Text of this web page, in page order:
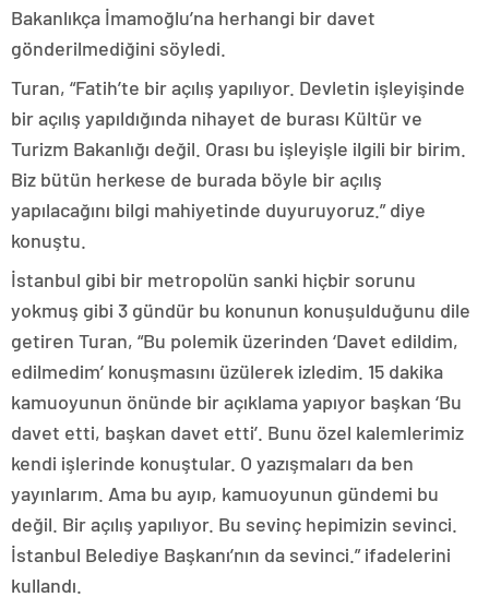
Bakanlıkça İmamoğlu’na herhangi bir davet
gönderilmediğini söyledi.
Turan, “Fatih’te bir açılış yapılıyor. Devletin işleyişinde
bir açılış yapıldığında nihayet de burası Kültür ve
Turizm Bakanlığı değil. Orası bu işleyişle ilgili bir birim.
Biz bütün herkese de burada böyle bir açılış
yapılacağını bilgi mahiyetinde duyuruyoruz.” diye
konuştu.
İstanbul gibi bir metropolün sanki hiçbir sorunu
yokmuş gibi 3 gündür bu konunun konuşulduğunu dile
getiren Turan, “Bu polemik üzerinden ‘Davet edildim,
edilmedim’ konuşmasını üzülerek izledim. 15 dakika
kamuoyunun önünde bir açıklama yapıyor başkan ‘Bu
davet etti, başkan davet etti’. Bunu özel kalemlerimiz
kendi işlerinde konuştular. O yazışmaları da ben
yayınlarım. Ama bu ayıp, kamuoyunun gündemi bu
değil. Bir açılış yapılıyor. Bu sevinç hepimizin sevinci.
İstanbul Belediye Başkanı’nın da sevinci.” ifadelerini
kullandı.